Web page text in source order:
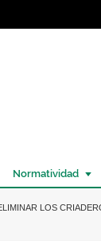
Normatividad
LOS